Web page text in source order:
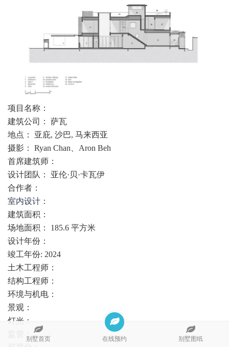
项目名称：
建筑公司： 萨瓦
地点： 亚庇, 沙巴, 马来西亚
摄影： Ryan Chan、Aron Beh
首席建筑师：
设计团队： 亚伦·贝·卡瓦伊
合作者：
室内设计 ：
建筑面积：
场地面积： 185.6 平方米
设计年份：
竣工年份: 2024
土木工程师：
结构工程师：
环境与机电：
景观：
灯光：
监管：
别墅首页 在线预约 别墅图纸